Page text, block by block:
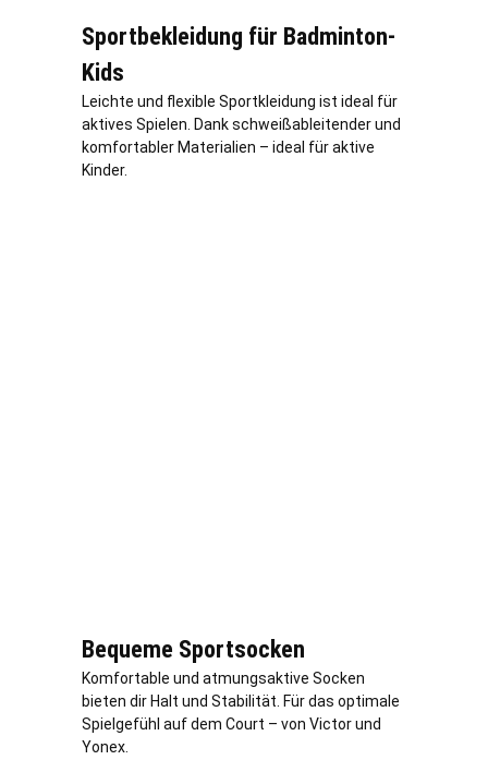
Sportbekleidung für Badminton-
Kids
Leichte und flexible Sportkleidung ist ideal für
aktives Spielen. Dank schweißableitender und
komfortabler Materialien – ideal für aktive
Kinder.
Bequeme Sportsocken
Komfortable und atmungsaktive Socken
bieten dir Halt und Stabilität. Für das optimale
Spielgefühl auf dem Court – von Victor und
Yonex.